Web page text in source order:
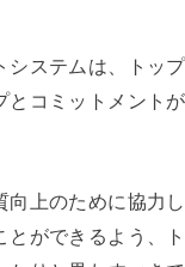
システムは、トッ
とコミットメント
向上のために協力
とができるよう、